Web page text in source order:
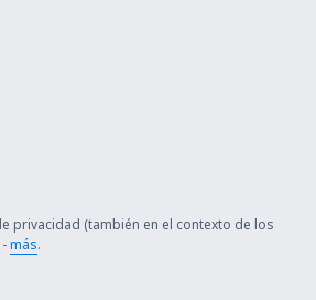
privacidad (también en el contexto de los
más.